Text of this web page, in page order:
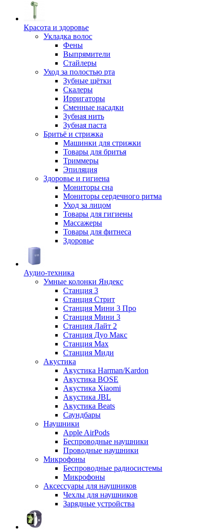
Красота и здоровье
Укладка волос
Фены
Выпрямители
Стайлеры
Уход за полостью рта
Зубные щётки
Скалеры
Ирригаторы
Сменные насадки
Зубная нить
Зубная паста
Бритьё и стрижка
Машинки для стрижки
Товары для бритья
Триммеры
Эпиляция
Здоровье и гигиена
Мониторы сна
Мониторы сердечного ритма
Уход за лицом
Товары для гигиены
Массажеры
Товары для фитнеса
Здоровье
Аудио-техника
Умные колонки Яндекс
Станция 3
Станция Стрит
Станция Мини 3 Про
Станция Мини 3
Станция Лайт 2
Станция Дуо Макс
Станция Max
Станция Миди
Акустика
Акустика Harman/Kardon
Акустика BOSE
Акустика Xiaomi
Акустика JBL
Акустика Beats
Саундбары
Наушники
Apple AirPods
Беспроводные наушники
Проводные наушники
Микрофоны
Беспроводные радиосистемы
Микрофоны
Аксессуары для наушников
Чехлы для наушников
Зарядные устройства